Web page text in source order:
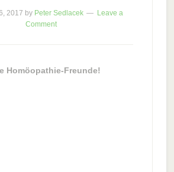
2017 by Peter Sedlacek
Leave a
Comment
Homöopathie-Freunde!